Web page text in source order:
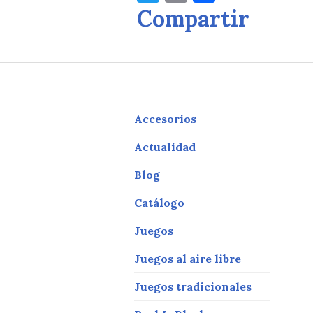
w
it
te
m
ai
l
a
c
e
Compartir
Accesorios
Actualidad
Blog
Catálogo
Juegos
Juegos al aire libre
Juegos tradicionales